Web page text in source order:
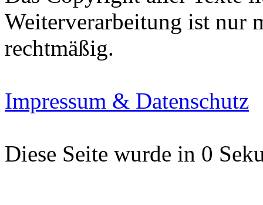
Weiterverarbeitung ist nur
rechtmäßig.
Impressum & Datenschutz
Diese Seite wurde in 0